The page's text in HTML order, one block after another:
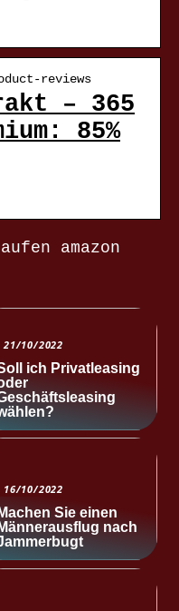
reviews
– 365
85%
amazon
21/10/2022
ich Privatleasing
16/10/2022
Machen Sie einen
Männerausflug nach